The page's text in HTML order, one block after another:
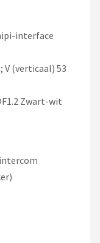
interface
V (verticaal) 53
Zwart-wit